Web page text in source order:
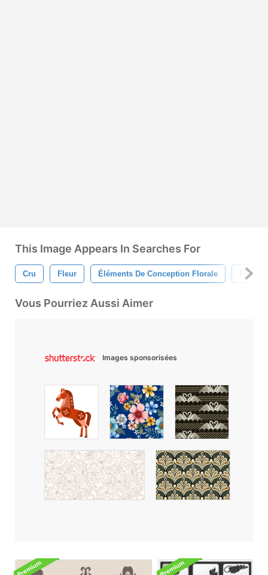
This Image Appears In Searches For
Cru Fleur Éléments De Conception Florale Fleurs
Vous Pourriez Aussi Aimer
Images sponsorisées